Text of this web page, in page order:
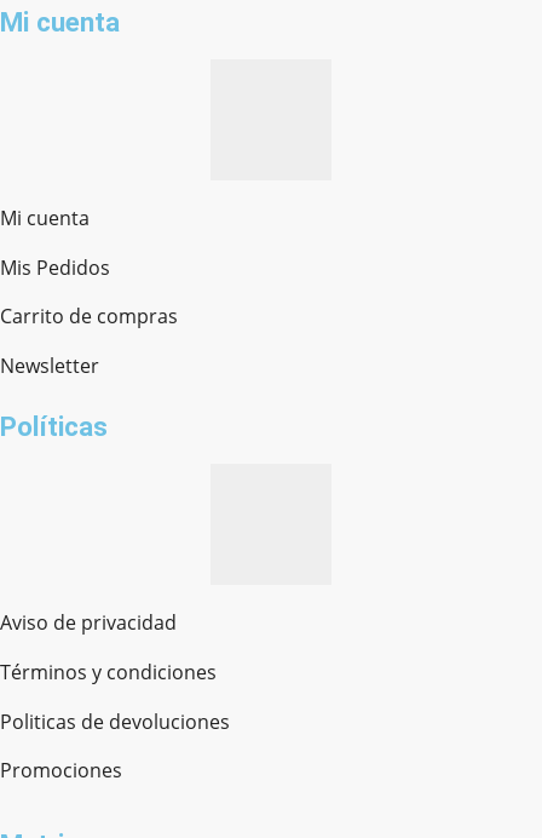
Mi cuenta
Mi cuenta
Mis Pedidos
Carrito de compras
Newsletter
Políticas
Aviso de privacidad
Términos y condiciones
Politicas de devoluciones
Promociones